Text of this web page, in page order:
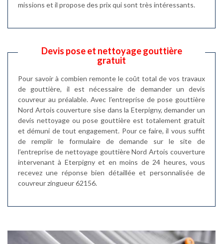
missions et il propose des prix qui sont très intéressants.
Devis pose et nettoyage gouttière
gratuit
Pour savoir à combien remonte le coût total de vos travaux
de gouttière, il est nécessaire de demander un devis
couvreur au préalable. Avec l’entreprise de pose gouttière
Nord Artois couverture sise dans la Eterpigny, demander un
devis nettoyage ou pose gouttière est totalement gratuit
et démuni de tout engagement. Pour ce faire, il vous suffit
de remplir le formulaire de demande sur le site de
l’entreprise de nettoyage gouttière Nord Artois couverture
intervenant à Eterpigny et en moins de 24 heures, vous
recevez une réponse bien détaillée et personnalisée de
couvreur zingueur 62156.